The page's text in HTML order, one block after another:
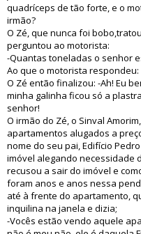
quadríceps de tão forte, e o
irmão?
O Zé, que nunca foi
perguntou ao motorista:
-Quantas toneladas o senhor
Ao que o motorista respondeu:
O Zé então finalizou: -Ah! Eu
minha galinha ficou só a
senhor!
O irmão do Zé, o Sinval
apartamentos alugados a
nome do seu pai, Edifício
imóvel alegando necessidade
recusou a sair do imóvel e
foram anos e anos nessa
até à frente do apartamento,
inquilina na janela e dizia;
-Vocês estão vendo aquele